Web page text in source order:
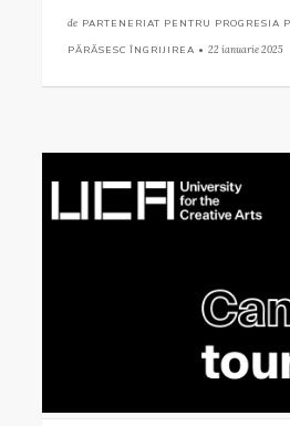
de PARTENERIAT PENTRU PROGRESIA
PĂRĂSESC ÎNGRIJIREA • 22 ianuarie 2025